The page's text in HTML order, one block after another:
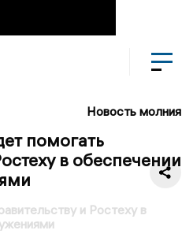
Новость молния
помогать
в обеспечении
и Ростеху в